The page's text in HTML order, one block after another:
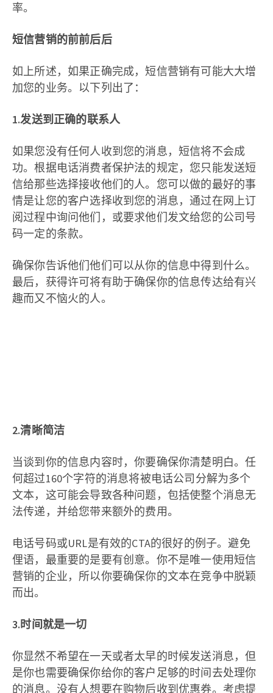
率。
短信营销的前前后后
如上所述，如果正确完成，短信营销有可能大大增
加您的业务。以下列出了：
1.发送到正确的联系人
如果您没有任何人收到您的消息，短信将不会成
功。根据电话消费者保护法的规定，您只能发送短
信给那些选择接收他们的人。您可以做的最好的事
情是让您的客户选择收到您的消息，通过在网上订
阅过程中询问他们，或要求他们发文给您的公司号
码一定的条款。
确保你告诉他们他们可以从你的信息中得到什么。
最后，获得许可将有助于确保你的信息传达给有兴
趣而又不恼火的人。
2.清晰简洁
当谈到你的信息内容时，你要确保你清楚明白。任
何超过160个字符的消息将被电话公司分解为多个
文本，这可能会导致各种问题，包括使整个消息无
法传递，并给您带来额外的费用。
电话号码或URL是有效的CTA的很好的例子。避免
俚语，最重要的是要有创意。你不是唯一使用短信
营销的企业，所以你要确保你的文本在竞争中脱颖
而出。
3.时间就是一切
你显然不希望在一天或者太早的时候发送消息，但
是你也需要确保你给你的客户足够的时间去处理你
的消息。没有人想要在购物后收到优惠券。考虑提